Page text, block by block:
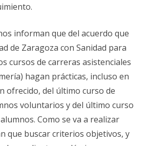
informan que del acuerdo que
de Zaragoza con Sanidad para
cursos de carreras asistenciales
hagan prácticas, incluso en
ofrecido, del último curso de
voluntarios y del último curso
Como se va a realizar
que buscar criterios objetivos, y